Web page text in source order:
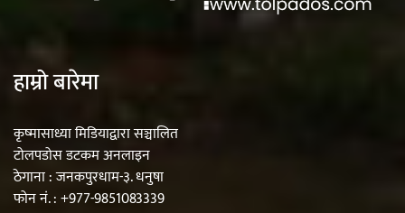
हाम्रो बारेमा
कृष्मासाध्या मिडियाद्वारा सञ्चालित
टोलपडोस डटकम अनलाइन
ठेगाना : जनकपुरधाम-३. धनुषा
फोन नं. : +977-9851083339